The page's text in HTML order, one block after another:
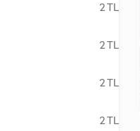
2 TL
2 TL
2 TL
2 TL